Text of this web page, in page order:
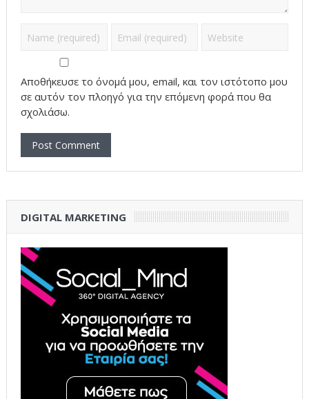
Αποθήκευσε το όνομά μου, email, και τον ιστότοπο μου
σε αυτόν τον πλοηγό για την επόμενη φορά που θα
σχολιάσω.
DIGITAL MARKETING